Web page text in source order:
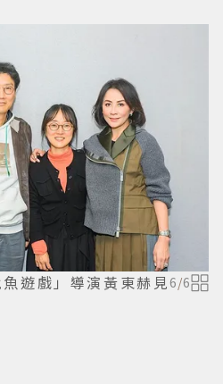
遊戲」導演黃東赫見 6/6